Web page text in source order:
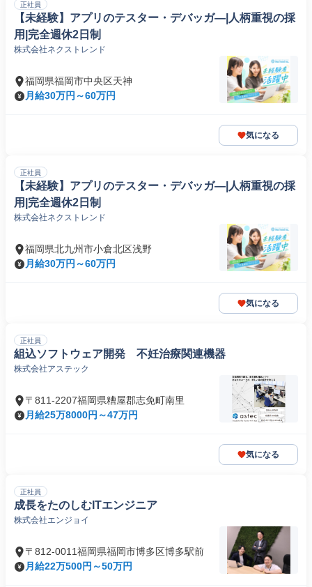
正社員
【未経験】アプリのテスター・デバッガ―|人柄重視の採
用|完全週休2日制
株式会社ネクストレンド
福岡県福岡市中央区天神
月給30万円～60万円
気になる
正社員
【未経験】アプリのテスター・デバッガ―|人柄重視の採
用|完全週休2日制
株式会社ネクストレンド
福岡県北九州市小倉北区浅野
月給30万円～60万円
気になる
正社員
組込ソフトウェア開発 不妊治療関連機器
株式会社アステック
〒811-2207福岡県糟屋郡志免町南里
月給25万8000円～47万円
気になる
正社員
成長をたのしむITエンジニア
株式会社エンジョイ
〒812-0011福岡県福岡市博多区博多駅前
月給22万500円～50万円